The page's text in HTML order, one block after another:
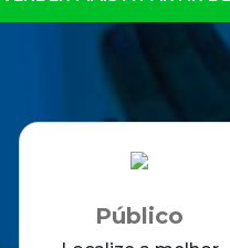
Público